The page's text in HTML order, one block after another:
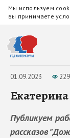
Мы используем
вы принимаете
01.09.2023 229
Публикуем
рассказов